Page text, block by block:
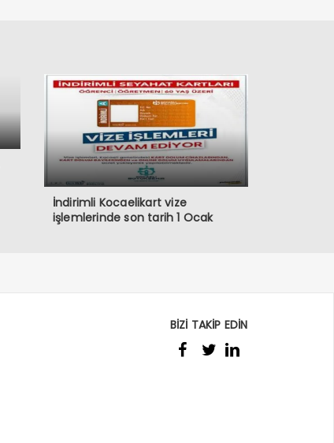
İndirimli Kocaelikart vize
işlemlerinde son tarih 1 Ocak
BİZİ TAKİP EDİN